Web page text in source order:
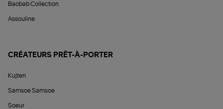
Baobab Collection
Assouline
CRÉATEURS PRÊT-À-PORTER
Kujten
Samsoe Samsoe
Soeur